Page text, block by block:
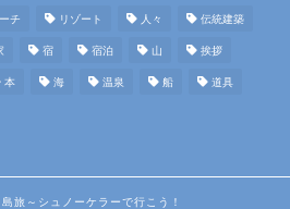
チ リゾート 人々 伝統建築
宿 宿泊 山 挨拶
本 海 温泉 船 道具
～シュノーケラーで行こう！